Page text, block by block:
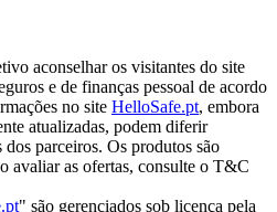
aconselhar os visitantes do site
e de finanças pessoal de acordo
no site HelloSafe.pt, embora
atualizadas, podem diferir
dos parceiros. Os produtos são
avaliar as ofertas, consulte o T&C
" são gerenciados sob licença pela